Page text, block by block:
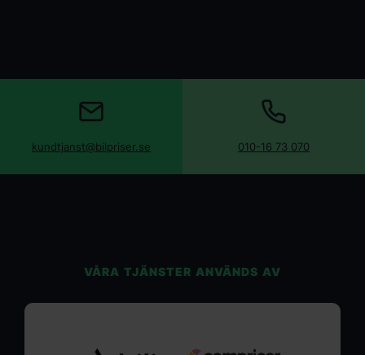
kundtjanst@bilpriser.se 010-16 73 070
VÅRA TJÄNSTER ANVÄNDS AV